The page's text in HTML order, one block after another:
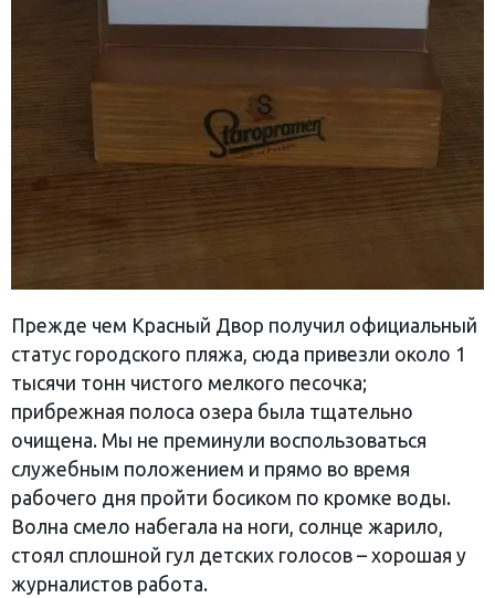
Прежде чем Красный Двор получил официальный
статус городского пляжа, сюда привезли около 1
тысячи тонн чистого мелкого песочка;
прибрежная полоса озера была тщательно
очищена. Мы не преминули воспользоваться
служебным положением и прямо во время
рабочего дня пройти босиком по кромке воды.
Волна смело набегала на ноги, солнце жарило,
стоял сплошной гул детских голосов – хорошая у
журналистов работа.